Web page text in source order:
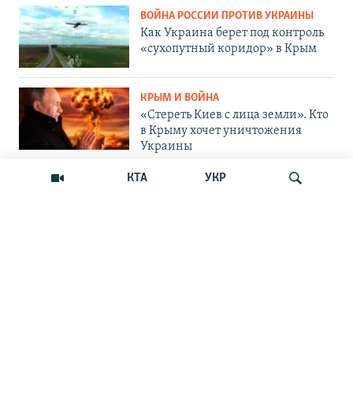
КТА УКР
ВОЙНА РОССИИ ПРОТИВ УКРАИНЫ
Как Украина берет под контроль
«сухопутный коридор» в Крым
КРЫМ И ВОЙНА
«Стереть Киев с лица земли». Кто
в Крыму хочет уничтожения
Украины
ОБЩЕСТВО